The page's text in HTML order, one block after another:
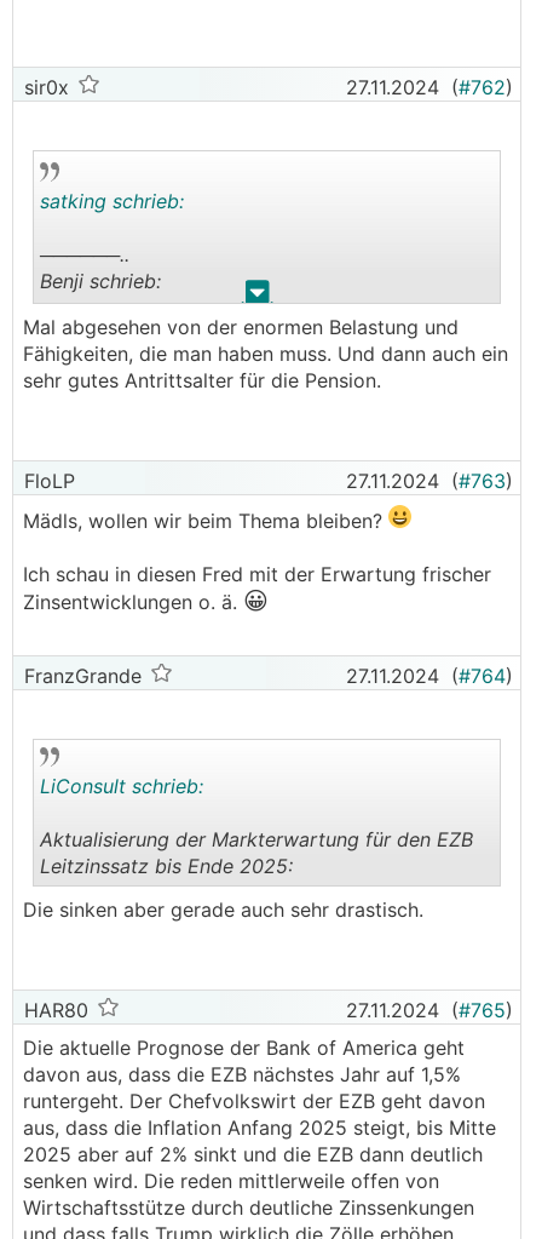
sir0x 27.11.2024 (#762)
. .
satking schrieb:
──────..
Benji schrieb:
Hatten wir hier nicht vor Jahren (?) einen
Fluglotsen der immens viel verdient hatte?
───────────────
Nachbarn ist Fluglotse.
Gehalt kann ich mich nicht mehr genau erinnern,
weiss nur mehr dass das relativ hoch war. Auch
flexibel mit Schichtplänen und Urlaub im Sommer
nicht so ganz einfach weil high season.
erinnere.
Mal abgesehen von der enormen Belastung und
Fähigkeiten, die man haben muss. Und dann auch ein
sehr gutes Antrittsalter für die Pension.
FloLP 27.11.2024 (#763)
Mädls, wollen wir beim Thema bleiben?
Ich schau in diesen Fred mit der Erwartung frischer
Zinsentwicklungen o. ä. 😀
FranzGrande 27.11.2024 (#764)
..
LiConsult schrieb:
Aktualisierung der Markterwartung für den EZB
Leitzinssatz bis Ende 2025:
Die sinken aber gerade auch sehr drastisch.
HAR80 27.11.2024 (#765)
Die aktuelle Prognose der Bank of America geht
davon aus, dass die EZB nächstes Jahr auf 1,5%
runtergeht. Der Chefvolkswirt der EZB geht davon
aus, dass die Inflation Anfang 2025 steigt, bis Mitte
2025 aber auf 2% sinkt und die EZB dann deutlich
senken wird. Die reden mittlerweile offen von
Wirtschaftsstütze durch deutliche Zinssenkungen
und dass falls Trump wirklich die Zölle erhöhen